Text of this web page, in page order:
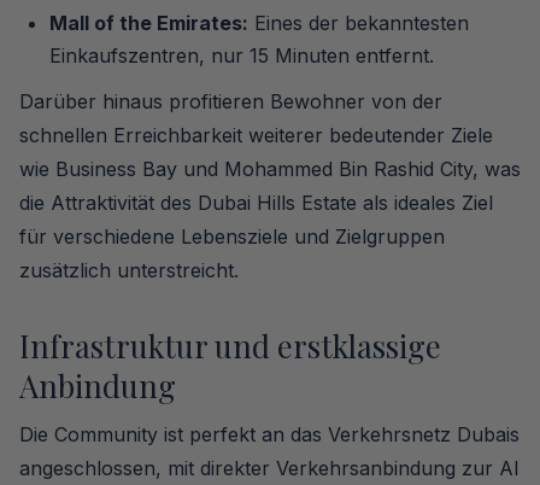
Mall of the Emirates: Eines der bekanntesten
Einkaufszentren, nur 15 Minuten entfernt.
Darüber hinaus profitieren Bewohner von der
schnellen Erreichbarkeit weiterer bedeutender Ziele
wie Business Bay und Mohammed Bin Rashid City, was
die Attraktivität des Dubai Hills Estate als ideales Ziel
für verschiedene Lebensziele und Zielgruppen
zusätzlich unterstreicht.
Infrastruktur und erstklassige
Anbindung
Die Community ist perfekt an das Verkehrsnetz Dubais
angeschlossen, mit direkter Verkehrsanbindung zur Al